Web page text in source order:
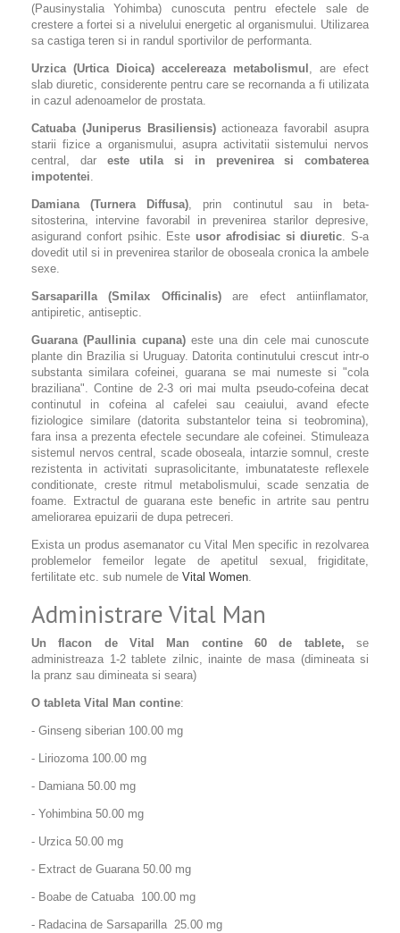
(Pausinystalia Yohimba) cunoscuta pentru efectele sale de
crestere a fortei si a nivelului energetic al organismului. Utilizarea
sa castiga teren si in randul sportivilor de performanta.
Urzica (Urtica Dioica) accelereaza metabolismul , are efect
slab diuretic, considerente pentru care se recornanda a fi utilizata
in cazul adenoamelor de prostata.
Catuaba (Juniperus Brasiliensis)actioneaza favorabil asupra
starii fizice a organismului, asupra activitatii sistemului nervos
central, dar este utila si in prevenirea si combaterea
impotentei.
Damiana (Turnera Diffusa), prin continutul sau in beta-
sitosterina, intervine favorabil in prevenirea starilor depresive,
asigurand confort psihic. Este usor afrodisiac si diuretic. S-a
dovedit util si in prevenirea starilor de oboseala cronica la ambele
sexe.
Sarsaparilla (Smilax Officinalis)are efect antiinflamator,
antipiretic, antiseptic.
Guarana (Paullinia cupana)este una din cele mai cunoscute
plante din Brazilia si Uruguay. Datorita continutului crescut intr-o
substanta similara cofeinei, guarana se mai numeste si "cola
braziliana". Contine de 2-3 ori mai multa pseudo-cofeina decat
continutul in cofeina al cafelei sau ceaiului, avand efecte
fiziologice similare (datorita substantelor teina si teobromina),
fara insa a prezenta efectele secundare ale cofeinei. Stimuleaza
sistemul nervos central, scade oboseala, intarzie somnul, creste
rezistenta in activitati suprasolicitante, imbunatateste reflexele
conditionate, creste ritmul metabolismului, scade senzatia de
foame. Extractul de guarana este benefic in artrite sau pentru
ameliorarea epuizarii de dupa petreceri.
Exista un produs asemanator cu Vital Men specific in rezolvarea
problemelor femeilor legate de apetitul sexual, frigiditate,
fertilitate etc. sub numele de Vital Women.
Administrare Vital Man
Un flacon de Vital Man contine 60 de tablete, se
administreaza 1-2 tablete zilnic, inainte de masa (dimineata si
la pranz sau dimineata si seara)
O tableta Vital Man contine:
- Ginseng siberian 100.00 mg
- Liriozoma 100.00 mg
- Damiana 50.00 mg
- Yohimbina 50.00 mg
- Urzica 50.00 mg
- Extract de Guarana 50.00 mg
- Boabe de Catuaba 100.00 mg
- Radacina de Sarsaparilla 25.00 mg